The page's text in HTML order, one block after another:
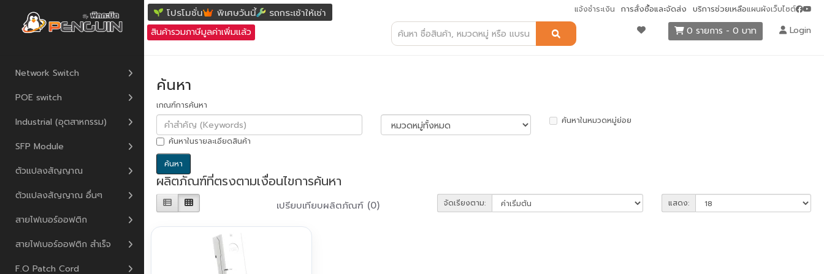
แจ้งชำระเงิน การสั่งซื้อและจัดส่ง บริการช่วยเหลือแผนผังเว็บไซต์
โปรโมชั่น พิเศษวันนี้ รถกระเช้าให้เช่า
สินค้ารวมภาษีมูลค่าเพิ่มแล้ว 0 รายการ - 0 บาท Login
Network Switch
POE switch
Industrial (อุตสาหกรรม)
SFP Module
ตัวแปลงสัญญาณ
ตัวแปลงสัญญาณ อื่นๆ
สายไฟเบอร์ออฟติก
สายไฟเบอร์ออฟติก สำเร็จ
F.O Patch Cord
ค้นหา
เกณฑ์การค้นหา
ค้นหาในหมวดหมู่ย่อย
ค้นหาในรายละเอียดสินค้า
ผลิตภัณฑ์ที่ตรงตามเงื่อนไขการค้นหา
เปรียบเทียบผลิตภัณฑ์ (0) จัดเรียงตาม: แสดง: